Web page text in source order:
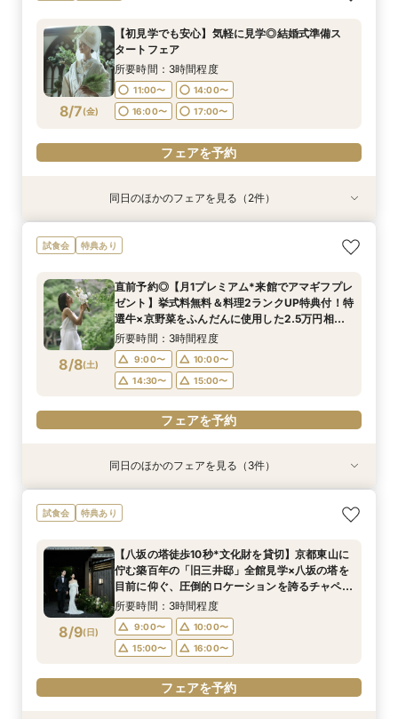
8/6(木)
タートフェア
11:00〜
16:00〜
17:00〜
電話予約のみ
8/6(木)
誓う挙式×実際のご婚礼料理ハーフコース試食で
所要時間：3時間程度
16:00〜
17:00〜
電話予約のみ
8/7(金)
【初見学でも安心】気軽に見学◎結婚式準備ス
タートフェア
所要時間：3時間程度
11:00〜
14:00〜
16:00〜
17:00〜
フェアを予約
特典あり
8/7(金)
【組数限定】ご来館でAmazonギフト券プレゼン
ト！さらに、ご成約で挙式料100％OFF/料理2ラ
定の特典付リニューアル記念フェア◎
所要時間：3時間程度
11:00〜
14:00〜
16:00〜
17:00〜
フェアを予約
特典あり
8/7(金)
【少人数*おもてなし重視の方*必見】八坂の塔に
誓う挙式×実際のご婚礼料理ハーフコース試食で
所要時間：3時間程度
11:00〜
14:00〜
16:00〜
17:00〜
フェアを予約
同日のほかのフェアを見る（2件）
試食会 特典あり
8/8(土)
直前予約◎【月1プレミアム*来館でアマギフプレ
ゼント】挙式料無料＆料理2ランクUP特典付！特
選牛×京野菜をふんだんに使用した2.5万円相当
の豪華4品ハーフコース無料試食付◎初めての見
学にオススメ◎
所要時間：3時間程度
9:00〜
10:00〜
14:30〜
15:00〜
フェアを予約
特典あり
8/8( 土 )
【初見学でも安心】気軽に見学◎結婚式準備ス
タートフェア
9:00〜
10:00〜
14:30〜
15:00〜
フェアを予約
特典あり
8/8( 土 )
【少人数*おもてなし重視の方*必見】6名～
OK！少人数婚相談会◆八坂の塔に誓う挙式会場
おもてなし体験フェア
所要時間：3時間程度
9:00〜
10:00〜
14:30〜
15:00〜
フェアを予約
特典あり
8/8( 土 )
【当館人気No.1】おもてなし重視の方にオススメ
◎「特選牛背肉のロティ―」や八芳園伝統料理
フェア
所要時間：3時間程度
9:00〜
10:00〜
14:30〜
15:00〜
フェアを予約
同日のほかのフェアを見る（3件）
試食会 特典あり
8/9(日)
【八坂の塔徒歩10秒*文化財を貸切】京都東山に
佇む築百年の「旧三井邸」全館見学×八坂の塔を
目前に仰ぐ、圧倒的ロケーションを誇るチャペル
での入場体験◎さらに豪華4品試食付！
所要時間：3時間程度
9:00〜
10:00〜
15:00〜
16:00〜
フェアを予約